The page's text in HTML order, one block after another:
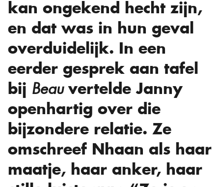
kan ongekend hecht zijn,
en dat was in hun geval
overduidelijk. In een
eerder gesprek aan tafel
bij Beauvertelde Janny
openhartig over die
bijzondere relatie. Ze
omschreef Nhaan als haar
maatje, haar anker, haar